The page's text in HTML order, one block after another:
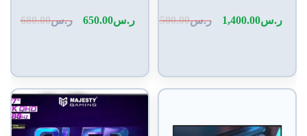
SYNC & FreeSyn
التقييم
0
ر.س1,500.00 ر.س1,400.00
G-SYNC & FreeSync
التقييم
0
ر.س680.00 ر.س650.00